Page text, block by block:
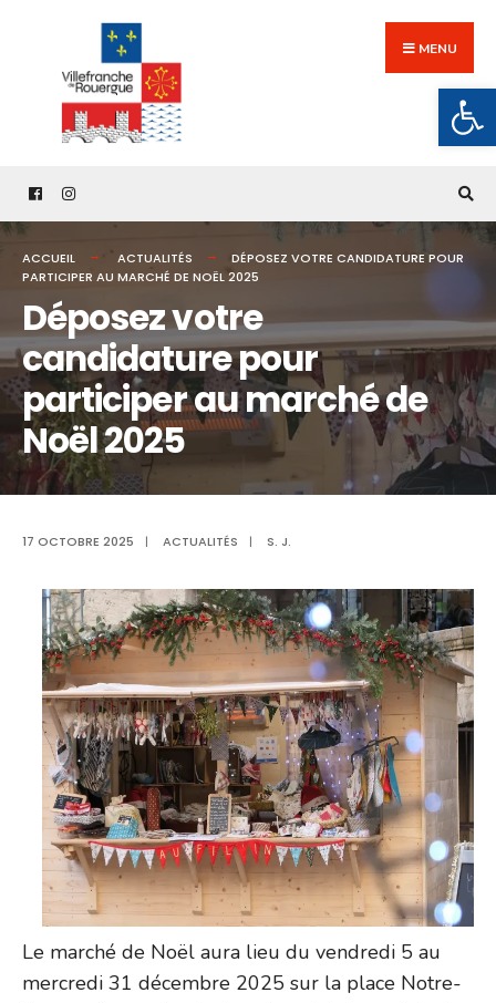
content
MENU
ACCUEIL ACTUALITÉS
DÉPOSEZ VOTRE CANDIDATURE POUR
PARTICIPER AU MARCHÉ DE NOËL 2025
Déposez votre
candidature pour
participer au marché de
Noël 2025
17 OCTOBRE 2025 | ACTUALITÉS | S. J.
Le marché de Noël aura lieu du vendredi 5 au
mercredi 31 décembre 2025 sur la place Notre-